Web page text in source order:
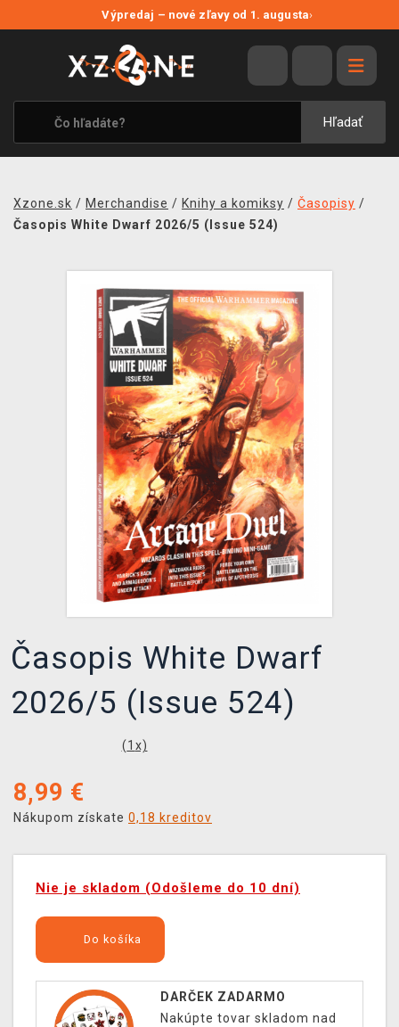
Výpredaj – nové zľavy od 1. augusta›
Hľadať
VÝPREDAJ
VIDEOHRY
XZONE ORIGINALS
TEMATIKY
MERCHANDISE
XZONE KLUB
Xzone.sk / Merchandise / Knihy a komiksy / Časopisy /
Časopis White Dwarf 2026/5 (Issue 524)
Časopis White Dwarf
2026/5 (Issue 524)
(1 x)
8,99 €
Nákupom získate 0,18 kreditov
Nie je skladom (Odošleme do 10 dní)
Do košíka
DARČEK ZADARMO
Nakúpte tovar skladom nad